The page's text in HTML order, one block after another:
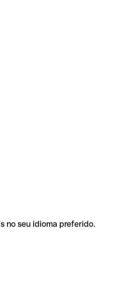
no seu idioma preferido.